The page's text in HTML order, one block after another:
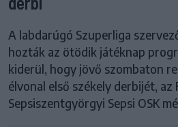
A labdarúgó Szuperliga
hozták az ötödik játéknap
kiderül, hogy jövő szombaton
élvonal első székely derbijét, az
Sepsiszentgyörgyi Sepsi OSK